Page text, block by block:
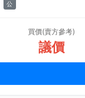
公
買價(賣方參考)
議價